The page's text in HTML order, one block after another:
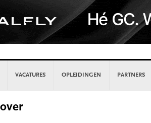
VACATURES OPLEIDINGEN PARTNERS